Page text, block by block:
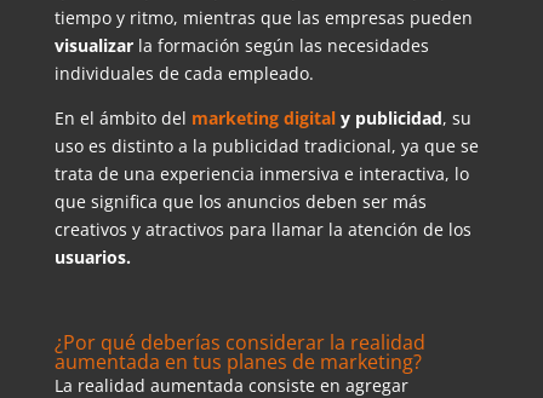
tiempo y ritmo, mientras que las empresas pueden
visualizar la formación según las necesidades
individuales de cada empleado.
En el ámbito del marketing digitaly publicidad, su
uso es distinto a la publicidad tradicional, ya que se
trata de una experiencia inmersiva e interactiva, lo
que significa que los anuncios deben ser más
creativos y atractivos para llamar la atención de los
usuarios.
¿Por qué deberías considerar la realidad
aumentada en tus planes de marketing?
La realidad aumentada consiste en agregar